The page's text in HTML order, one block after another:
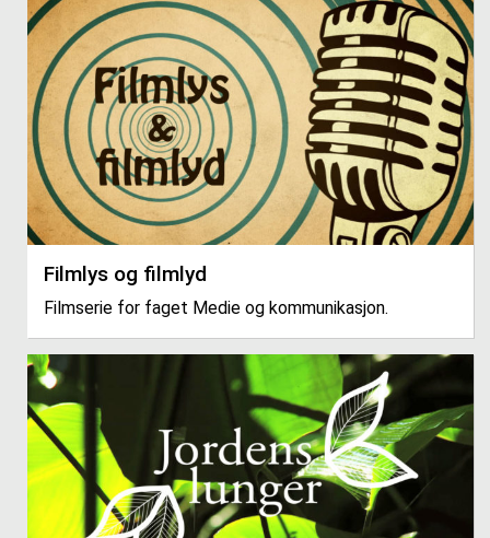
Filmlys og filmlyd
Filmserie for faget Medie og kommunikasjon.